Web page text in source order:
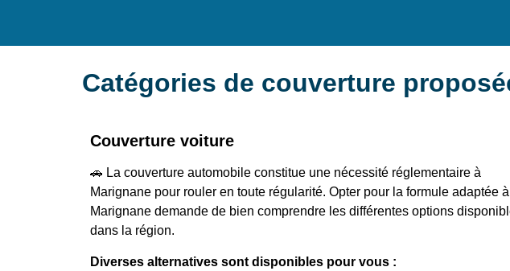
Catégories de couverture
Couverture voiture
🚗 La couverture automobile constitue une nécessité réglementaire à
Marignane pour rouler en toute régularité. Opter pour la formule adaptée à
Marignane demande de bien comprendre les différentes options
dans la région.
Diverses alternatives sont disponibles pour vous :